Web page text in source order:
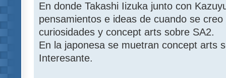
En donde Takashi Iizuka junto con
pensamientos e ideas de cuando se
curiosidades y concept arts sobre SA2.
En la japonesa se muetran concept arts
Interesante.